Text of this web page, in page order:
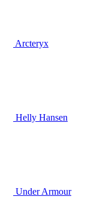
Arcteryx
Helly Hansen
Under Armour